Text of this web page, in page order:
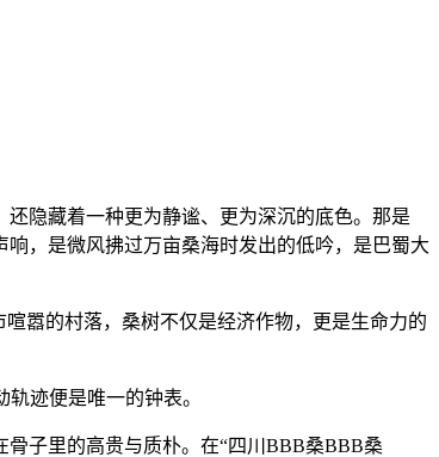
隐藏着一种更为静谧、更为深沉的底色。那是
，是微风拂过万亩桑海时发出的低吟，是巴蜀大
嚣的村落，桑树不仅是经济作物，更是生命力的
迹便是唯一的钟表。
子里的高贵与质朴。在“四川BBB桑BBB桑